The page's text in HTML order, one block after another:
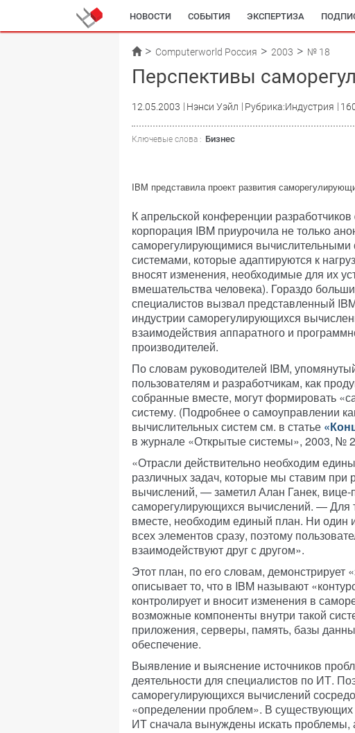
НОВОСТИ СОБЫТИЯ ЭКСПЕРТИЗА
Computerworld Россия 2003 № 18
Перспективы
12.05.2003 Нэнси Уэйл Рубрика:Индустрия
Ключевые слова : Бизнес
IBM представила проект развития
К апрельской конференции
корпорация IBM приурочила не только
саморегулирующимися
системами, которые адаптируются к
вносят изменения, необходимые для их
вмешательства человека). Гораздо
специалистов вызвал представленный
индустрии саморегулирующихся
взаимодействия аппаратного и
производителей.
По словам руководителей IBM,
пользователям и разработчикам, как
собранные вместе, могут формировать
систему. (Подробнее о самоуправлении
вычислительных систем см. в статье
в журнале «Открытые системы», 2003, №
«Отрасли действительно необходим
различных задач, которые мы ставим при
вычислений, — заметил Алан Ганек, вице-
саморегулирующихся вычислений. — Для
вместе, необходим единый план. Ни один
всех элементов сразу, поэтому
взаимодействуют друг с другом».
Этот план, по его словам, демонстрирует
описывает то, что в IBM называют
контролирует и вносит изменения в
возможные компоненты внутри такой
приложения, серверы, память, базы
обеспечение.
Выявление и выяснение источников
деятельности для специалистов по ИТ.
саморегулирующихся вычислений
«определении проблем». В
ИТ сначала вынуждены искать проблемы,